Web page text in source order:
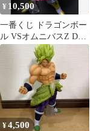
¥ 10,500
一番くじ ドラゴンボー
ル VSオムニバスZ D賞
ブロリー
¥4,500